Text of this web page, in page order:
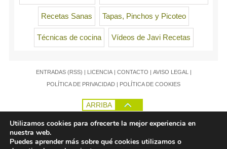
Recetas Sanas Tapas, Pinchos y Picoteo
Técnicas de cocina Vídeos de Javi Recetas
ENTRADAS (RSS) | LICENCIA| CONTACTO | AVISO LEGAL
|
POLÍTICA DE PRIVACIDAD | POLÍTICA DE COOKIES
ARRIBA
Utilizamos cookies para ofrecerte la mejor experiencia en
nuestra web.
Puedes aprender más sobre qué cookies utilizamos o